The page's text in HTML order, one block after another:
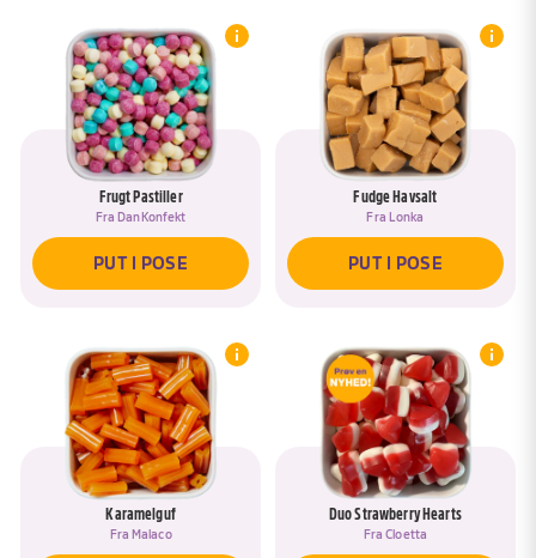
Frugt Pastiller
Fra DanKonfekt
PUT I POSE
Fudge Havsalt
Fra Lonka
PUT I POSE
Karamelguf
Fra Malaco
Duo Strawberry Hearts
FraCloetta